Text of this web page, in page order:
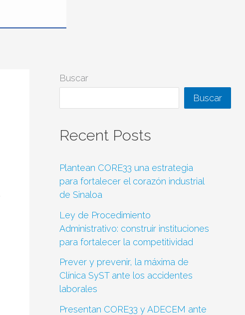
Buscar
Buscar
Recent Posts
Plantean CORE33 una estrategia
para fortalecer el corazón industrial
de Sinaloa
Ley de Procedimiento
Administrativo: construir instituciones
para fortalecer la competitividad
Prever y prevenir, la máxima de
Clínica SyST ante los accidentes
laborales
Presentan CORE33 y ADECEM ante